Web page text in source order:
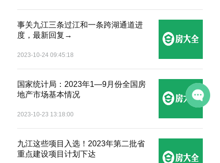
匿名 187*****827 08-05 00:26
匿名 158*****384
08-04 15:39
匿名 177*****303 08-04 15:24
匿名 137*****068 08-04 15:14
事关九江三条过江和一条跨湖通道进
度，最新回复→
2023-10-24 09:45:18
国家统计局：2023年1—9月份全国房
地产市场基本情况
2023-10-23 13:18:00
九江这些项目入选！2023年第二批省
重点建设项目计划下达